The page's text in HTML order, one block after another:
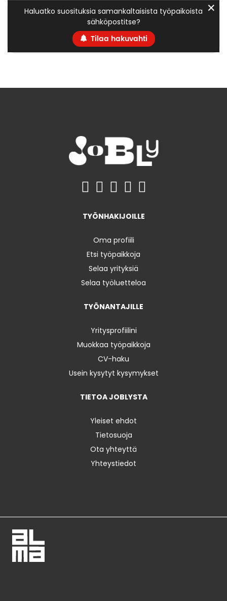
Haluatko suosituksia samankaltaisista työpaikoista
sähköpostitse?
Tilaa hakuvahti
✕
TYÖNHAKIJOILLE
Oma profiili
Etsi työpaikkoja
Selaa yrityksiä
Selaa työluetteloa
TYÖNANTAJILLE
Yritysprofiilini
Muokkaa työpaikkoja
CV-haku
Usein kysytyt kysymykset
TIETOA JOBLYSTA
Yleiset ehdot
Tietosuoja
Ota yhteyttä
Yhteystiedot